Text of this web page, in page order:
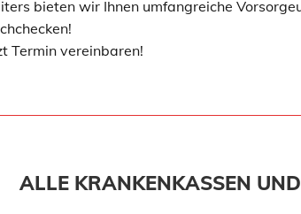
bieten wir Ihnen umfangreiche
Termin vereinbaren!
ALLE KRANKENKASSEN